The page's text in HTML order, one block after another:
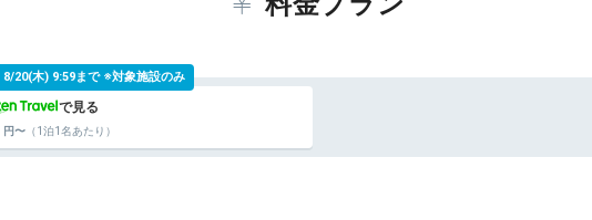
（1泊1名あたり）
8/20(木) 9:59まで ※対象施設のみ